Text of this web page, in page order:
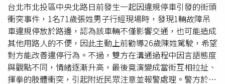
台北市北投區中央北路日前發生一起因違規停車引發的街頭
衝突事件，1名71歲張姓男子行經現場時，發現1輛故障吊
車違規停放於路邊，認為該車輛不僅影響交通，也可能造成
其他用路人的不便，因此主動上前勸導26歲陳姓駕駛，希望
對方能改善違停行為。不過，雙方在溝通過程中因言語態度
與觀點不同，情緒逐漸升高，最後竟演變成當街互相拉扯、
揮拳的肢體衝突，引起附近民眾注意並報警處理。警方於7